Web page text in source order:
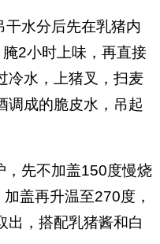
水分后先在乳猪内
腌2小时上味，再直接
冷水，上猪叉，扫麦
调成的脆皮水，吊起
，先不加盖150度慢烧
盖再升温至270度，
出，搭配乳猪酱和白